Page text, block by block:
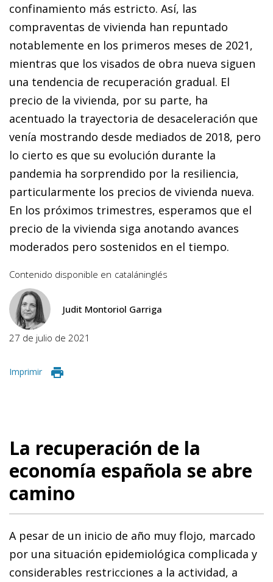
confinamiento más estricto. Así, las
compraventas de vivienda han repuntado
notablemente en los primeros meses de 2021,
mientras que los visados de obra nueva siguen
una tendencia de recuperación gradual. El
precio de la vivienda, por su parte, ha
acentuado la trayectoria de desaceleración que
venía mostrando desde mediados de 2018, pero
lo cierto es que su evolución durante la
pandemia ha sorprendido por la resiliencia,
particularmente los precios de vivienda nueva.
En los próximos trimestres, esperamos que el
precio de la vivienda siga anotando avances
moderados pero sostenidos en el tiempo.
Contenido disponible en cataláninglés
Judit Montoriol Garriga
27 de julio de 2021
Imprimir
La recuperación de la
economía española se abre
camino
A pesar de un inicio de año muy flojo, marcado
por una situación epidemiológica complicada y
considerables restricciones a la actividad, a